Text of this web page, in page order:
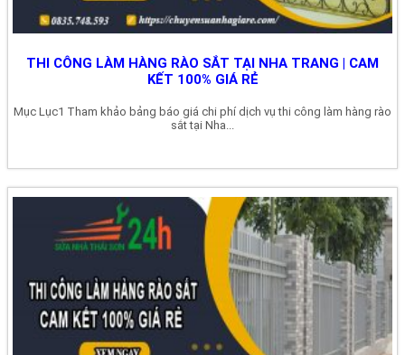
THI CÔNG LÀM HÀNG RÀO SẮT TẠI NHA TRANG | CAM
KẾT 100% GIÁ RẺ
Mục Lục1 Tham khảo bảng báo giá chi phí dịch vụ thi công làm hàng rào
sắt tại Nha...